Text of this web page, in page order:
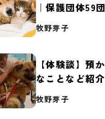
｜保護団体59
2026】
牧野芽子
【体験談】預
なことなど紹介
牧野芽子